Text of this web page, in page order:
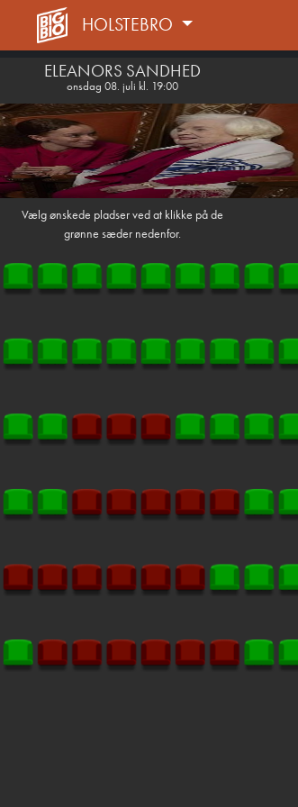
HOLSTEBRO
ELEANORS SANDHED
onsdag 08. juli kl. 19:00
Vælg ønskede pladser ved at klikke på de
grønne sæder nedenfor.
front03-cc 025247